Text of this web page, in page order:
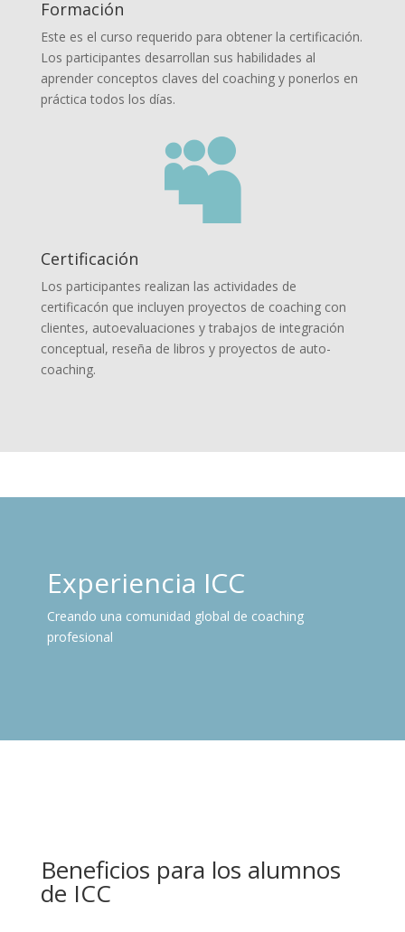
Formación
Este es el curso requerido para obtener la certificación.
Los participantes desarrollan sus habilidades al
aprender conceptos claves del coaching y ponerlos en
práctica todos los días.

Certificación
Los participantes realizan las actividades de
certificacón que incluyen proyectos de coaching con
clientes, autoevaluaciones y trabajos de integración
conceptual, reseña de libros y proyectos de auto-
coaching.
Experiencia ICC
Creando una comunidad global de coaching
profesional
Beneficios para los alumnos
de ICC